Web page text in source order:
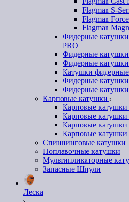
Flagman S-
Flagman
Flagman
Фидерные
PRO
Фидерные
Фидерные катушки
Катушки фидерные
Фидерные катушки
Фидерные катушки
Карповые катушки
Карповые
Карповые катушки
Карповые катушки
Карповые катушки
Спиннинговые катушки
Поплавочные катушки
Мультипликаторные
Запасные Шпули
Леска